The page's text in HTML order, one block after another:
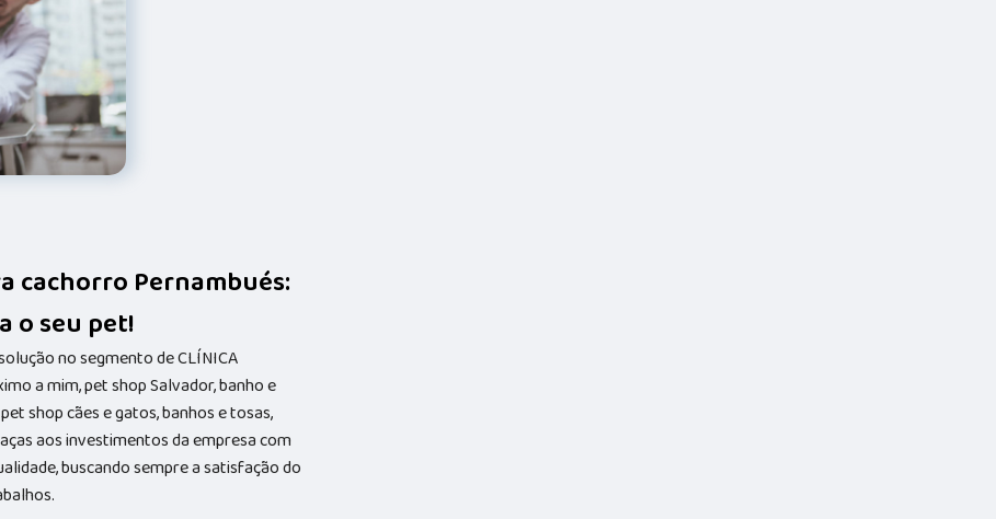
cachorro Pernambués:
o seu pet!
no segmento de CLÍNICA
a mim, pet shop Salvador, banho e
shop cães e gatos, banhos e tosas,
aos investimentos da empresa com
buscando sempre a satisfação do